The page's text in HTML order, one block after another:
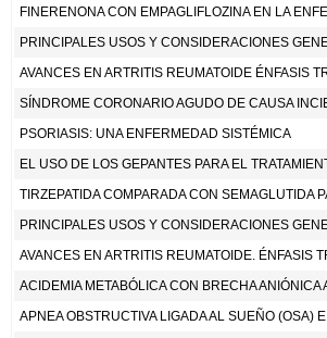
AVANCES EN ARTRITIS REUMATOIDE ÉNFASIS
SÍNDROME CORONARIO AGUDO DE CAUSA
PSORIASIS: UNA ENFERMEDAD SISTÉMICA
AVANCES EN ARTRITIS REUMATOIDE. ÉNFASIS
APNEA OBSTRUCTIVA LIGADA AL SUEÑO (OSA)